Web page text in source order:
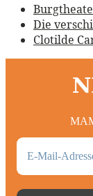
Die
Clotilde